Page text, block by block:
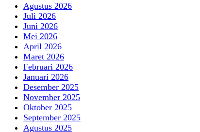
Agustus 2026
Juli 2026
Juni 2026
Mei 2026
April 2026
Maret 2026
Februari 2026
Januari 2026
Desember 2025
November 2025
Oktober 2025
September 2025
Agustus 2025